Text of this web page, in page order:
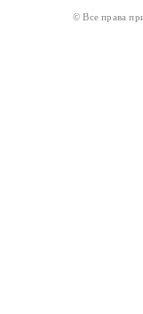
© Все права